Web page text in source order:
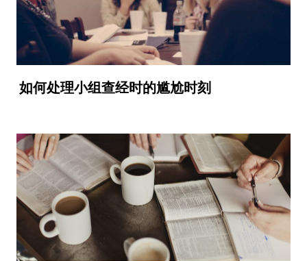
如何处理小组查经时的尴尬时刻